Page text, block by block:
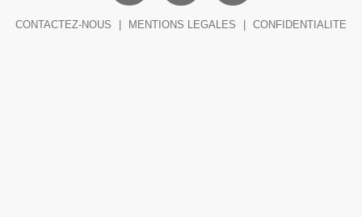
CONTACTEZ-NOUS MENTIONS LEGALES CONFIDENTIALITE